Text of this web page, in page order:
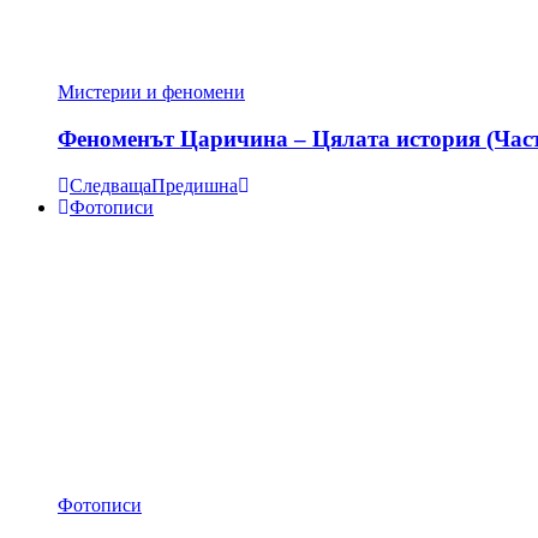
Мистерии и феномени
Феноменът Царичина – Цялата история
СледващаПредишна
Фотописи
Фотописи